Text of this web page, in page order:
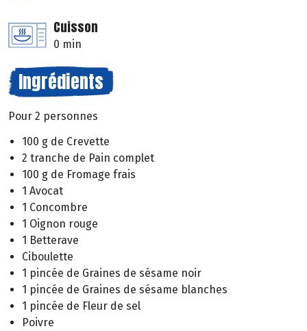
Cuisson
0 min
Ingrédients
Pour 2 personnes
100 g de Crevette
2 tranche de Pain complet
100 g de Fromage frais
1 Avocat
1 Concombre
1 Oignon rouge
1 Betterave
Ciboulette
1 pincée de Graines de sésame noir
1 pincée de Graines de sésame blanches
1 pincée de Fleur de sel
Poivre